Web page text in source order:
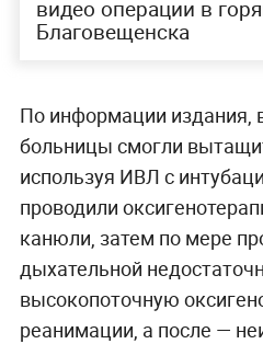
видео операции в
Благовещенска
По информации издания,
больницы смогли
используя ИВЛ с
проводили
канюли, затем по мере
дыхательной
высокопоточную
реанимации, а после —